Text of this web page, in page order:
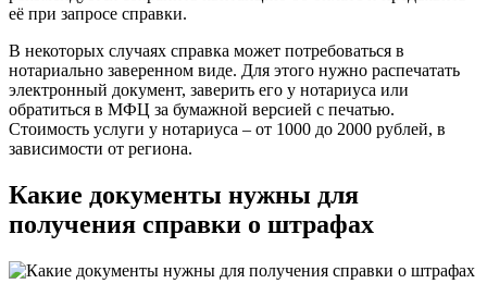
её при запросе справки.
В некоторых случаях справка может потребоваться в
нотариально заверенном виде. Для этого нужно распечатать
электронный документ, заверить его у нотариуса или
обратиться в МФЦ за бумажной версией с печатью.
Стоимость услуги у нотариуса – от 1000 до 2000 рублей, в
зависимости от региона.
Какие документы нужны для
получения справки о штрафах